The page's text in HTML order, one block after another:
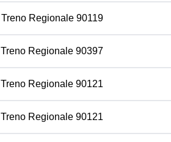
Treno Regionale 90119
Treno Regionale 90397
Treno Regionale 90121
Treno Regionale 90121